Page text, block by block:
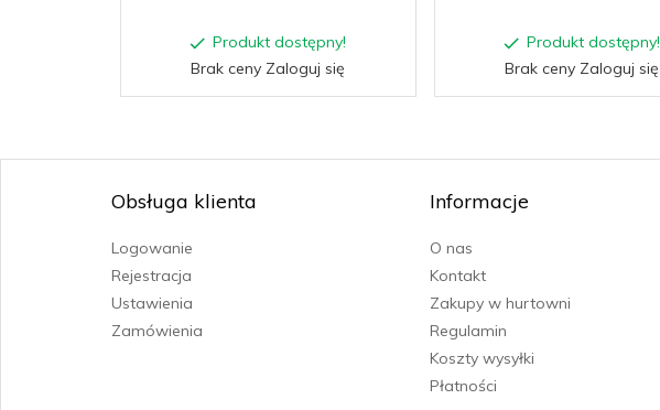
Produkt dostępny!
Brak ceny Zaloguj się
Produkt dostępny!
Brak ceny Zaloguj się
Obsługa klienta
Logowanie
Rejestracja
Ustawienia
Zamówienia
Informacje
O nas
Kontakt
Zakupy w hurtowni
Regulamin
Koszty wysyłki
Płatności